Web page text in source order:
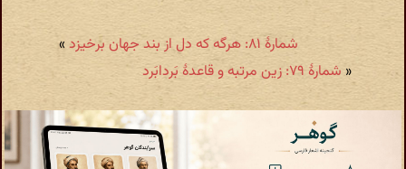
شمارهٔ ۸۱: هرگه که دل از بند جهان برخیزد
»
« شمارهٔ ۷۹: زین مرتبه و قاعدهٔ بَردابَرد